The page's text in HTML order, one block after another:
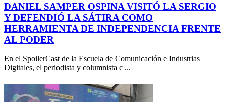
DANIEL SAMPER OSPINA VISITÓ LA SERGIO
Y DEFENDIÓ LA SÁTIRA COMO
HERRAMIENTA DE INDEPENDENCIA FRENTE
AL PODER
En el SpoilerCast de la Escuela de Comunicación e Industrias
Digitales, el periodista y columnista c ...